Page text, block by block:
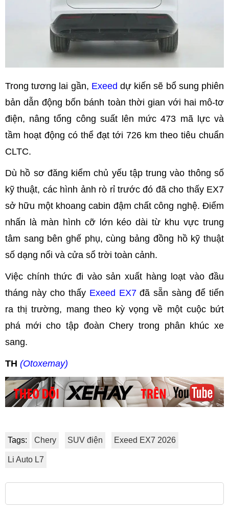
Trong tương lai gần, Exeeddự kiến sẽ bổ sung phiên
bản dẫn động bốn bánh toàn thời gian với hai mô-tơ
điện, nâng tổng công suất lên mức 473 mã lực và
tầm hoạt động có thể đạt tới 726 km theo tiêu chuẩn
CLTC.
Dù hồ sơ đăng kiểm chủ yếu tập trung vào thông số
kỹ thuật, các hình ảnh rò rỉ trước đó đã cho thấy EX7
sở hữu một khoang cabin đậm chất công nghệ. Điểm
nhấn là màn hình cỡ lớn kéo dài từ khu vực trung
tâm sang bên ghế phụ, cùng bảng đồng hồ kỹ thuật
số dạng nổi và cửa sổ trời toàn cảnh.
Việc chính thức đi vào sản xuất hàng loạt vào đầu
tháng này cho thấy Exeed EX7đã sẵn sàng để tiến
ra thị trường, mang theo kỳ vọng về một cuộc bứt
phá mới cho tập đoàn Chery trong phân khúc xe
sang.
TH (Otoxemay)
Tags: Chery SUV điện Exeed EX7 2026
Li Auto L7